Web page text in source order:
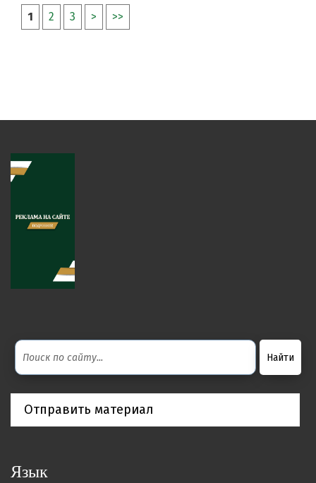
1 2 3 > >>
Отправить материал
Язык